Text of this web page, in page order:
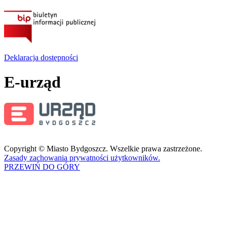
Deklaracja dostępności
E-urząd
Copyright © Miasto Bydgoszcz. Wszelkie prawa zastrzeżone.
Zasady zachowania prywatności użytkowników.
PRZEWIŃ DO GÓRY